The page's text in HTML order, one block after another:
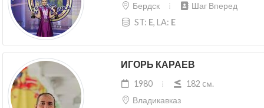
Бердск
Шаг Вперед
ST: E, LA: E
ИГОРЬ КАРАЕВ
1980
182 cм.
Владикавказ